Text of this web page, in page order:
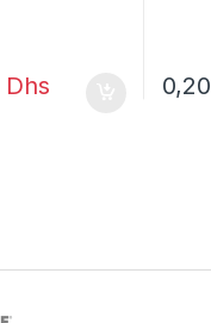
Dhs 0,20